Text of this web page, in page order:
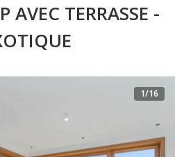
AVEC TERRASSE -
1/16